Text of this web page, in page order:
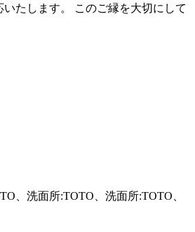
いたします。 このご縁を大切にして
、洗面所:TOTO、洗面所:TOTO、